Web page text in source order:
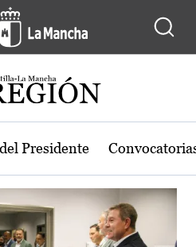
de Castilla-
Presidente